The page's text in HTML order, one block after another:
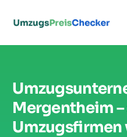
Mergentheim